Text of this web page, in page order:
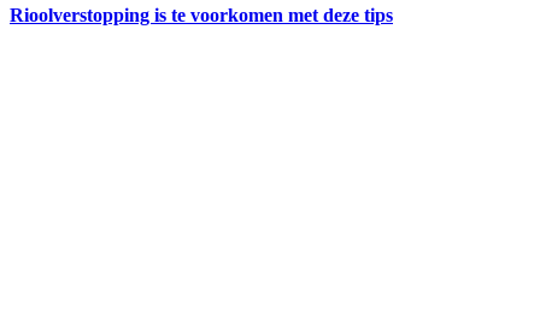
Rioolverstopping is te voorkomen met deze tips